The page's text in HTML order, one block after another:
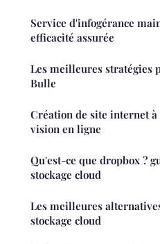
Service d'infogérance
efficacité assurée
Les meilleures stratégies
Bulle
Création de site internet
vision en ligne
Qu'est-ce que dropbox ?
stockage cloud
Les meilleures
stockage cloud